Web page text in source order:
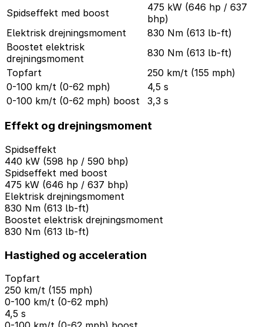
Spidseffekt med boost
475 kW (646 hp / 637
bhp)
Elektrisk drejningsmoment
830 Nm (613 lb-ft)
Boostet elektrisk
drejningsmoment
830 Nm (613 lb-ft)
Topfart
250 km/t (155 mph)
0-100 km/t (0-62 mph)
4,5 s
0-100 km/t (0-62 mph) boost
3,3 s
Effekt og drejningsmoment
Spidseffekt
440 kW (598 hp / 590 bhp)
Spidseffekt med boost
475 kW (646 hp / 637 bhp)
Elektrisk drejningsmoment
830 Nm (613 lb-ft)
Boostet elektrisk drejningsmoment
830 Nm (613 lb-ft)
Hastighed og acceleration
Topfart
250 km/t (155 mph)
0-100 km/t (0-62 mph)
4,5 s